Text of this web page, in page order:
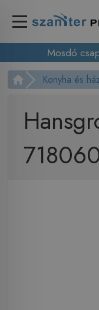
Mosdó
Konyha és